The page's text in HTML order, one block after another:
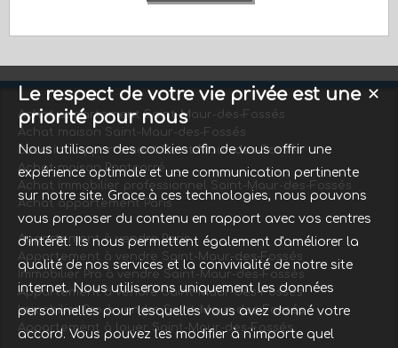
Achat appartement Saint-Maur-des-Fossés
Achat maison Saint-Maur-des-Fossés
Location appartement Saint-Maur-des-Fossés
Achat maison Pontcarré
Achat immobilier professionnel Saint-Maur-des-Fossés
Achat appartement Paris
Appartement à vendre Paris
Appartement à vendre Saint-Maur-des-Fossés
Immobilier Pro à vendre Saint-Maur-des-Fossés
Appartement à vendre Saint-Maur-des-Fossés
Immobilier Pro à vendre Saint-Maur-des-Fossés
Appartement à louer Saint-Maur-des-Fossés
✕
Le respect de votre vie privée est une
priorité pour nous
Nous utilisons des cookies afin de vous offrir une
expérience optimale et une communication pertinente
sur notre site. Grace à ces technologies, nous pouvons
vous proposer du contenu en rapport avec vos centres
d'intérêt. Ils nous permettent également d'améliorer la
qualité de nos services et la convivialité de notre site
internet. Nous utiliserons uniquement les données
personnelles pour lesquelles vous avez donné votre
accord. Vous pouvez les modifier à n'importe quel